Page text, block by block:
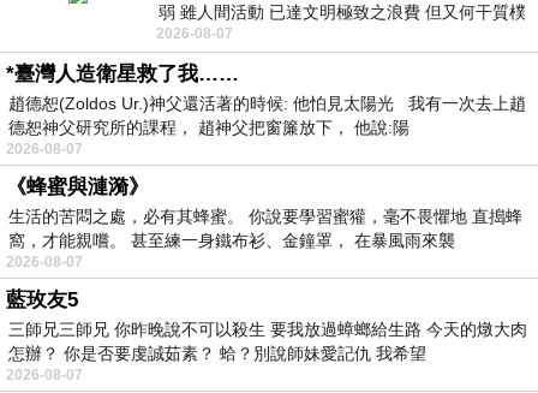
弱 雖人間活動 已達文明極致之浪費 但又何干質樸
者 只能白白陪葬
2026-08-07
*臺灣人造衛星救了我……
趙德恕(Zoldos Ur.)神父還活著的時候: 他怕見太陽光 我有一次去上趙
德恕神父研究所的課程， 趙神父把窗簾放下， 他說:陽
2026-08-07
《蜂蜜與漣漪》
生活的苦悶之處，必有其蜂蜜。 你說要學習蜜獾，毫不畏懼地 直搗蜂
窩，才能親嚐。 甚至練一身鐵布衫、金鐘罩， 在暴風雨來襲
2026-08-07
藍玫友5
三師兄三師兄 你昨晚說不可以殺生 要我放過蟑螂給生路 今天的燉大肉
怎辦？ 你是否要虔誠茹素？ 蛤？別說師妹愛記仇 我希望
2026-08-07